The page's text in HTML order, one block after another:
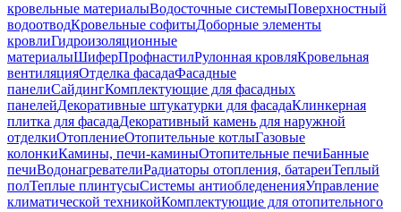
кровельные материалыВодосточные системыПоверхностный
водоотводКровельные софитыДоборные элементы
кровлиГидроизоляционные
материалыШиферПрофнастилРулонная кровляКровельная
вентиляцияОтделка фасадаФасадные
панелиСайдингКомплектующие для фасадных
панелейДекоративные штукатурки для фасадаКлинкерная
плитка для фасадаДекоративный камень для наружной
отделкиОтоплениеОтопительные котлыГазовые
колонкиКамины, печи-каминыОтопительные печиБанные
печиВодонагревателиРадиаторы отопления, батареиТеплый
полТеплые плинтусыСистемы антиобледененияУправление
климатической техникойКомплектующие для отопительного